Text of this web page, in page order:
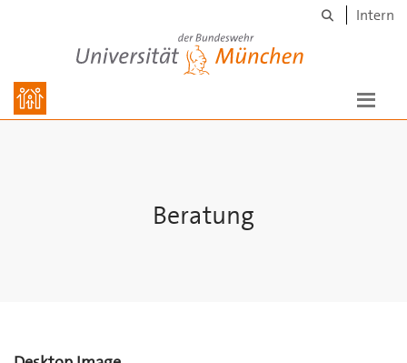
Universität der Bundeswehr München
Intern
Beratung